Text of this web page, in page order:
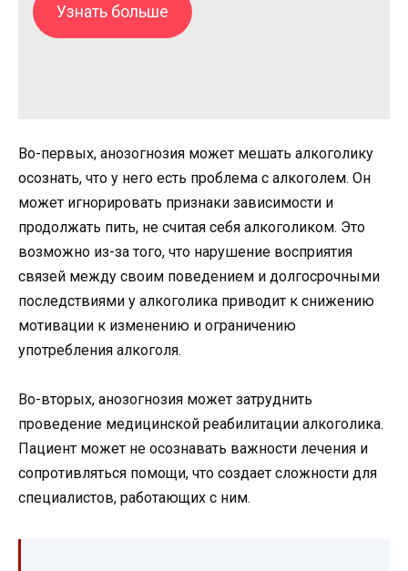
Узнать больше
Во-первых, анозогнозия может мешать алкоголику
осознать, что у него есть проблема с алкоголем. Он
может игнорировать признаки зависимости и
продолжать пить, не считая себя алкоголиком. Это
возможно из-за того, что нарушение восприятия
связей между своим поведением и долгосрочными
последствиями у алкоголика приводит к снижению
мотивации к изменению и ограничению
употребления алкоголя.
Во-вторых, анозогнозия может затруднить
проведение медицинской реабилитации алкоголика.
Пациент может не осознавать важности лечения и
сопротивляться помощи, что создает сложности для
специалистов, работающих с ним.